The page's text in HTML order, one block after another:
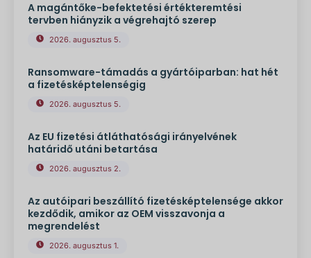
A magántőke-befektetési értékteremtési
tervben hiányzik a végrehajtó szerep
2026. augusztus 5.
Ransomware-támadás a gyártóiparban: hat hét
a fizetésképtelenségig
2026. augusztus 5.
Az EU fizetési átláthatósági irányelvének
határidő utáni betartása
2026. augusztus 2.
Az autóipari beszállító fizetésképtelensége akkor
kezdődik, amikor az OEM visszavonja a
megrendelést
2026. augusztus 1.